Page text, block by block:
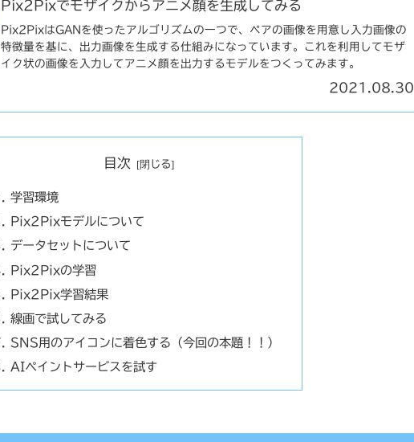
Pix2Pixでモザイクからアニメ顔を生成してみる
Pix2PixはGANを使ったアルゴリズムの一つで、ペアの画像を用意し入力画像の
特徴量を基に、出力画像を生成する仕組みになっています。これを利用してモザ
イク状の画像を入力してアニメ顔を出力するモデルをつくってみます。
2021.08.30
目次
学習環境
Pix2Pixモデルについて
データセットについて
Pix2Pixの学習
Pix2Pix学習結果
線画で試してみる
SNS用のアイコンに着色する（今回の本題！！）
AIペイントサービスを試す